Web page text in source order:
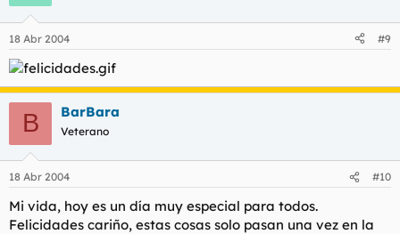
18 Abr 2004 #9
B BarBara
Veterano
18 Abr 2004 #10
Mi vida, hoy es un día muy especial para todos.
Felicidades cariño, estas cosas solo pasan una vez en la